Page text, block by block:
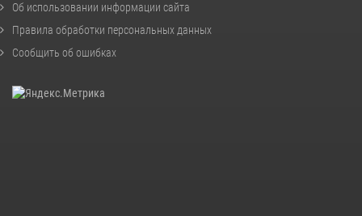
Об использовании информации сайта
Правила обработки персональных данных
Сообщить об ошибках